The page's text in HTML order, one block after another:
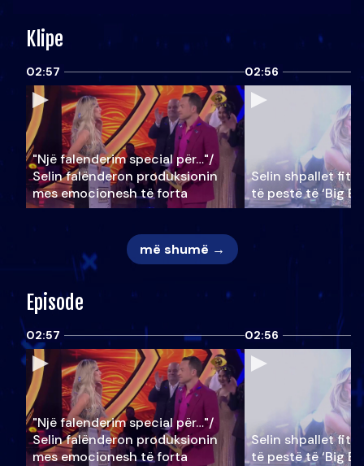
Klipe
02:57
"Një falenderim special për…"/
Selin falënderon produksionin
mes emocionesh të forta
02:56
Selin shpallet
të pestë të ‘Big
më shumë →
Episode
02:57
"Një falenderim special për…"/
Selin falënderon produksionin
mes emocionesh të forta
02:56
Selin shpallet
të pestë të ‘Big